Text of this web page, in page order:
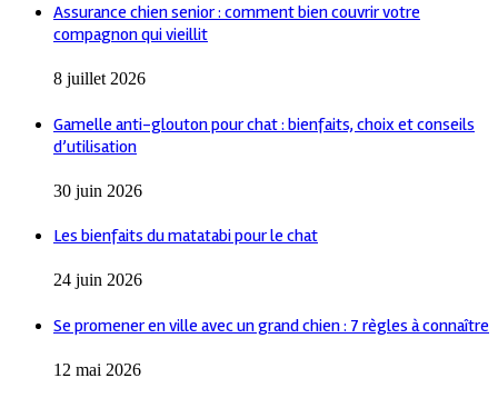
Assurance chien senior : comment bien couvrir votre
compagnon qui vieillit
8 juillet 2026
Gamelle anti-glouton pour chat : bienfaits, choix et conseils
d’utilisation
30 juin 2026
Les bienfaits du matatabi pour le chat
24 juin 2026
Se promener en ville avec un grand chien : 7 règles à connaître
12 mai 2026